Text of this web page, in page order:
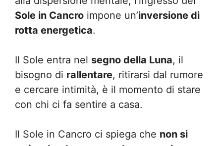
Sole in Cancro impone un’inversione di
rotta energetica.
Il Sole entra nel segno della Luna, il
bisogno di rallentare, ritirarsi dal rumore
e cercare intimità, è il momento di stare
con chi ci fa sentire a casa.
Il Sole in Cancro ci spiega che non si